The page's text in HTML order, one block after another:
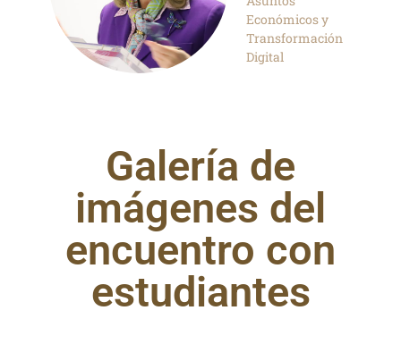
Económicos y
Transformación
Digital
Galería de
imágenes del
encuentro con
estudiantes